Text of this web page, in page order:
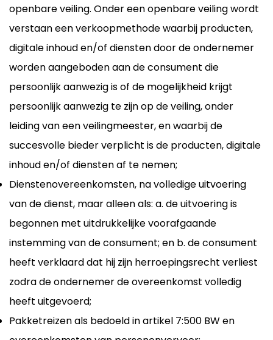
openbare veiling. Onder een openbare veiling wordt
verstaan een verkoopmethode waarbij producten,
digitale inhoud en/of diensten door de ondernemer
worden aangeboden aan de consument die
persoonlijk aanwezig is of de mogelijkheid krijgt
persoonlijk aanwezig te zijn op de veiling, onder
leiding van een veilingmeester, en waarbij de
succesvolle bieder verplicht is de producten, digitale
inhoud en/of diensten af te nemen;
Dienstenovereenkomsten, na volledige uitvoering
van de dienst, maar alleen als: a. de uitvoering is
begonnen met uitdrukkelijke voorafgaande
instemming van de consument; en b. de consument
heeft verklaard dat hij zijn herroepingsrecht verliest
zodra de ondernemer de overeenkomst volledig
heeft uitgevoerd;
Pakketreizen als bedoeld in artikel 7:500 BW en